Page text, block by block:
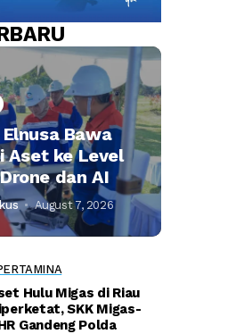
Bawa
Aset ke Level
dan AI
August 7, 2026
Hulu Migas di Riau
SKK Migas-
Gandeng Polda